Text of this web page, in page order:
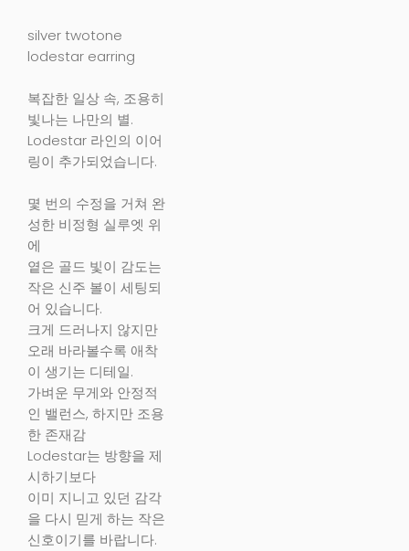
silver twotone
lodestar earring
복잡한 일상 속, 조용히
빛나는 나만의 별.
Lodestar 라인의 이어
링이 추가되었습니다.
몇 번의 수정을 거쳐 완
성한 비정형 실루엣 위
에
옅은 골드 빛이 감도는
작은 신주 볼이 세팅되
어 있습니다.
크게 드러나지 않지만
오래 바라볼수록 애착
이 생기는 디테일.
가벼운 무게와 안정적
인 밸런스, 하지만 조용
한 존재감
Lodestar는 방향을 제
시하기보다
이미 지니고 있던 감각
을 다시 믿게 하는 작은
신호이기를 바랍니다.